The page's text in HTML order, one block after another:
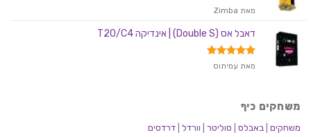
דורג
5
מאת Zimba
דאבל אס (Double S) | אינדיקה T20/C4
דורג5
מאת עמיתוס
משחקים כיף
משחקים באבלס סוליטר וורדל דרדסים